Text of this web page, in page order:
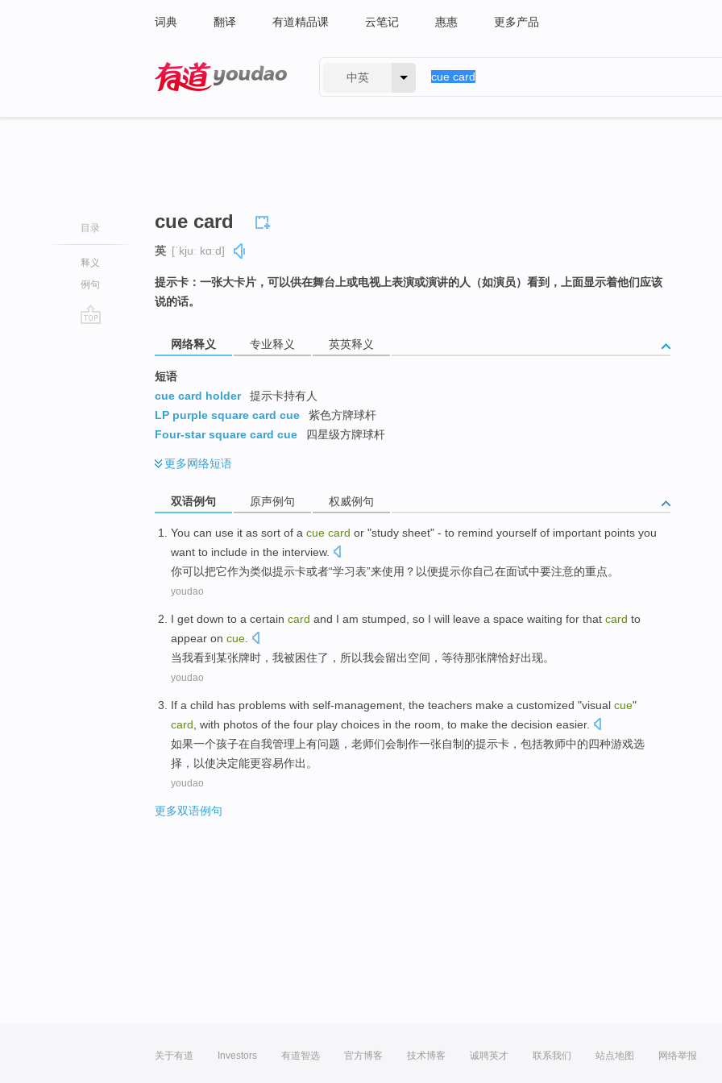
词典 翻译 有道精品课 云笔记 惠惠 更多产品
中英
目录
释义
例句
cue card
英 [ˈkjuː kɑːd]
提示卡：一张大卡片，可以供在舞台上或电视上表演或演讲的人（如演员）看到，上面显示着他们应该
说的话。
网络释义 专业释义 英英释义
短语
cue card holder
提示卡持有人
LP purple square card cue
紫色方牌球杆
Four-star square card cue
四星级方牌球杆
更多网络短语
双语例句 原声例句 权威例句
You can use it as sort of a cue card or "study sheet" - to remind yourself of important points you
want to include in the interview.
你可以把它作为类似提示卡或者“学习表”来使用 ？以便提示你自己在面试中要注意的重点。
youdao
I get down to a certain card and I am stumped so I will leave a space waiting for that card to
appear on cue
当我看到某张牌时，我被困住了， 所以我会留出空间 ， 等待那张牌恰好出现。
youdao
If a child has problems with self-management the teachers make a customized "visual cue"
card with photos of the four play choices in the room, to make the decision easier.
如果一个孩子在自我管理上有问题 ， 老师们会制作一张自制的提示卡 ， 包括教师中的四种游戏选
择 ， 以使决定能更容易作出。
youdao
更多双语例句
关于有道 Investors 有道智选 官方博客 技术博客 诚聘英才 联系我们 站点地图 网络举报